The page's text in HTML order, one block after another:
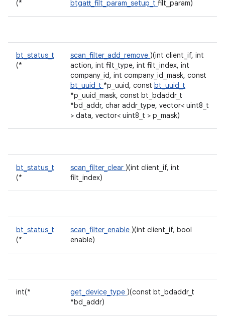
(* btgatt_filt_param_setup_t filt_param)
bt_status_t
(*
scan_filter_add_remove )(int client_if, int
action, int filt_type, int filt_index, int
company_id, int company_id_mask, const
bt_uuid_t *p_uuid, const bt_uuid_t
*p_uuid_mask, const bt_bdaddr_t
*bd_addr, char addr_type, vector< uint8_t
> data, vector< uint8_t > p_mask)
bt_status_t
(*
scan_filter_clear )(int client_if, int
filt_index)
bt_status_t
(*
scan_filter_enable )(int client_if, bool
enable)
int(* get_device_type )(const bt_bdaddr_t
*bd_addr)